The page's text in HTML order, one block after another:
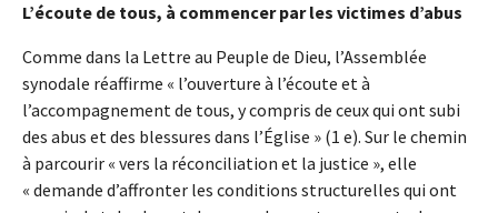
L’écoute de tous, à commencer par les victimes d’abus
Comme dans la Lettre au Peuple de Dieu, l’Assemblée
synodale réaffirme « l’ouverture à l’écoute et à
l’accompagnement de tous, y compris de ceux qui ont subi
des abus et des blessures dans l’Église » (1 e). Sur le chemin
à parcourir « vers la réconciliation et la justice », elle
« demande d’affronter les conditions structurelles qui ont